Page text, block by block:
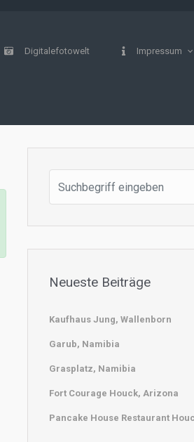
Digitalefotowelt Impressum
Neueste Beiträge
Kaufhaus Jung, Wallenborn
Garub, Namibia
Grasplatz, Namibia
Fort Courage Houck, Arizona
Pancake House Restaurant